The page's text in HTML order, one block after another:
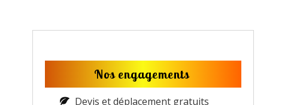
Nos engagements
Devis et déplacement gratuits